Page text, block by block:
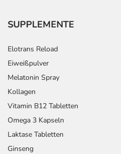
SUPPLEMENTE
Elotrans Reload
Eiweißpulver
Melatonin Spray
Kollagen
Vitamin B12 Tabletten
Omega 3 Kapseln
Laktase Tabletten
Ginseng